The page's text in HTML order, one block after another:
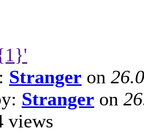
Stranger on
Stranger on
views